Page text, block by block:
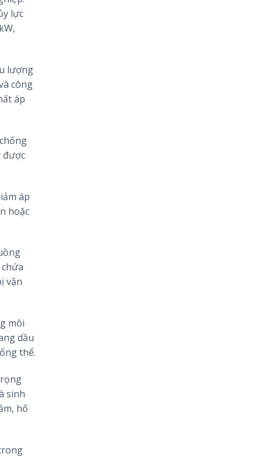
lực
lượng
công
áp
được
áp
hoặc
vận
môi
dầu
thể.
sinh
hố